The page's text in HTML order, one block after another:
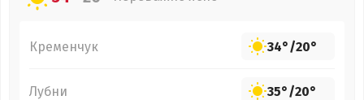
Кременчук 34°/20°
Лубни 35°/20°